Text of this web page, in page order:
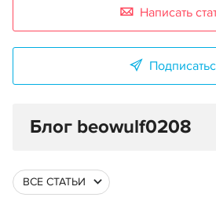
Написать
Блог beowulf0208
ВСЕ СТАТЬИ